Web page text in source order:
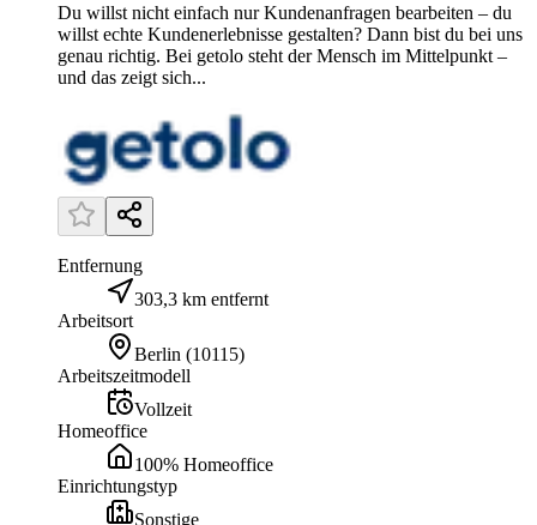
Du willst nicht einfach nur Kundenanfragen bearbeiten – du
willst echte Kundenerlebnisse gestalten? Dann bist du bei uns
genau richtig. Bei getolo steht der Mensch im Mittelpunkt –
und das zeigt sich...
Entfernung
303,3 km entfernt
Arbeitsort
Berlin (10115)
Arbeitszeitmodell
Vollzeit
Homeoffice
100% Homeoffice
Einrichtungstyp
Sonstige